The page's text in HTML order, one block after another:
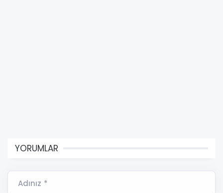
YORUMLAR
Adınız *